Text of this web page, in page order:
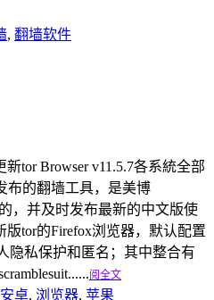
, 翻墙软件
新tor Browser v11.5.7各系統全部
布的翻墙工具，是美博
，并及时发布最新的中文版使
版tor的Firefox浏览器，默认配置
隐私保护和匿名；其中整合有
阅全文
安卓, 浏览器, 苹果